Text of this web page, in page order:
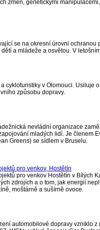
změn, genetickými
se na okresní úrovni ochranou
a mládeže a osvětou. V
cykloturistiky v Olomouci. Usiluje
způsobu dopravy.
nevládní organizace
mladých lidí. Je členem
Greens) se sídlem v Bruselu.
pro venkov, Hostětín
pro venkov Hostětín v Bílých
zdrojích a o tom, jak energií
moštárně a sušírně ovoce.
automobilové dopravy vzniklo